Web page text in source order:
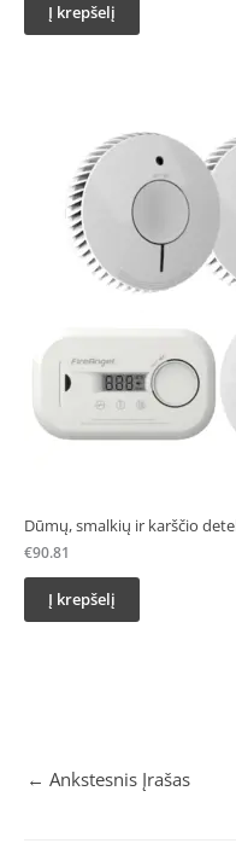
Į krepšelį
Dūmų, smalkių ir karščio
€90.81
Į krepšelį
← Ankstesnis Įrašas